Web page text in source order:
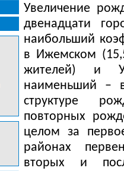
Увеличение
двенадцати
наибольший
в Ижемском
жителей) и
наименьший –
структуре
повторных
целом за
районах
вторых и